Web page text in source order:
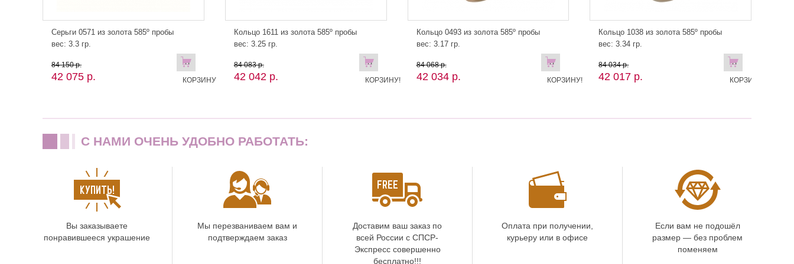
Серьги 0571 из золота 585º пробы
вес: 3.3 гр.
84 150 р.
42 075 р.
В
КОРЗИНУ
Кольцо 1611 из золота 585º пробы
вес: 3.25 гр.
84 083 р.
42 042 р.
В
КОРЗИНУ!
Кольцо 0493 из золота 585º пробы
вес: 3.17 гр.
84 068 р.
42 034 р.
В
КОРЗИНУ!
Кольцо 1038 из золота 585º пробы
вес: 3.34 гр.
84 034 р.
42 017 р.
В
КОРЗИНУ!
C НАМИ ОЧЕНЬ УДОБНО РАБОТАТЬ:
Вы заказываете
понравившееся украшение
Мы перезваниваем вам и
подтверждаем заказ
Доставим ваш заказ по
всей России с СПСР-
Экспресс совершенно
бесплатно!!!
Оплата при получении,
курьеру или в офисе
Если вам не подошёл
размер — без проблем
поменяем